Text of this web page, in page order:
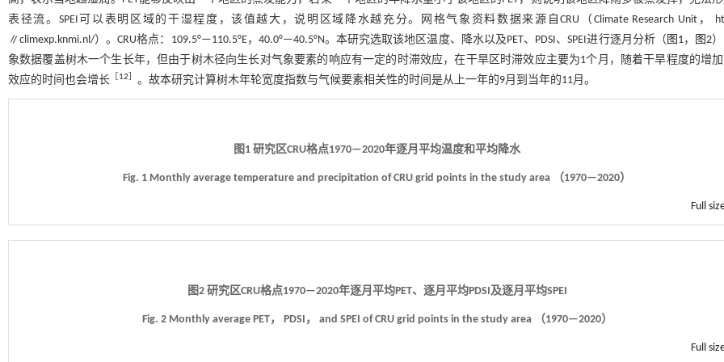
表径流。SPEI可以表明区域的干湿程度，该值越大，说明区域降水越充分。网格气象资料数据来源自CRU（Climate Research Unit，
∥climexp.knmi.nl/）。CRU格点：109.5°—110.5°E，40.0°—40.5°N。本研究选取该地区温度、降水以及PET、PDSI、SPEI进行逐月分析（ 图1， 图2
象数据覆盖树木一个生长年，但由于树木径向生长对气象要素的响应有一定的时滞效应，在干旱区时滞效应主要为1个月，随着干旱程度的增
效应的时间也会增长
12 。故本研究计算树木年轮宽度指数与气候要素相关性的时间是从上一年的9月到当年的11月。
图1 研究区CRU格点1970—2020年逐月平均温度和平均降水
Fig. 1 Monthly average temperature and precipitation of CRU grid points in the study area （1970—2020）
Full
图2 研究区CRU格点1970—2020年逐月平均PET、逐月平均PDSI及逐月平均SPEI
Fig. 2 Monthly average PET， PDSI， and SPEI of CRU grid points in the study area （1970—2020）
Full